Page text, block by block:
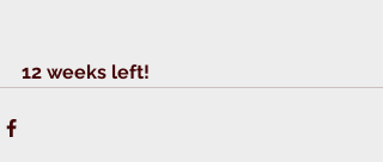
12 weeks left!